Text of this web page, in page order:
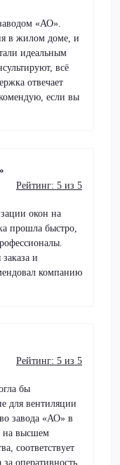
«АО».
в жилом доме, и
идеальным
всё
отвечает
если вы
Рейтинг: 5 из 5
окон на
прошла быстро,
и
компанию
Рейтинг: 5 из 5
бы
для вентиляции
завода «АО» в
на высшем
соответствует
оперативность